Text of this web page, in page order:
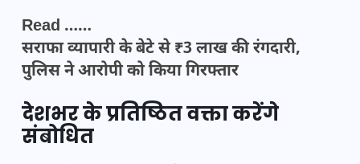
Read ……
सराफा व्यापारी के बेटे से ₹3 लाख की रंगदारी,
पुलिस ने आरोपी को किया गिरफ्तार
देशभर के प्रतिष्ठित वक्ता करेंगे
संबोधित